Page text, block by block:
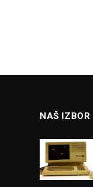
NAŠ IZBOR